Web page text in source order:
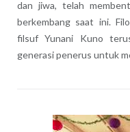
dan jiwa, telah
berkembang saat ini.
filsuf Yunani Kuno
generasi penerus untuk